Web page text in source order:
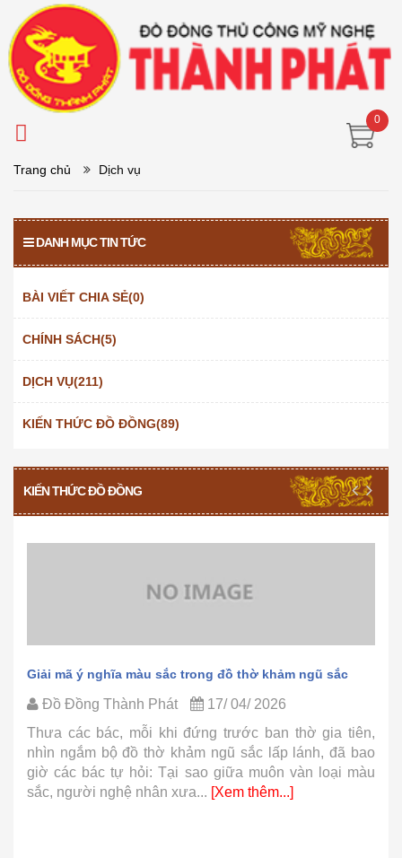
0
Trang chủ Dịch vụ
DANH MỤC TIN TỨC
BÀI VIẾT CHIA SẺ(0)
CHÍNH SÁCH(5)
DỊCH VỤ(211)
KIẾN THỨC ĐỒ ĐỒNG(89)
KIẾN THỨC ĐỒ ĐỒNG
Giải mã ý nghĩa màu sắc trong đồ thờ khảm ngũ sắc
Đồ Đồng Thành Phát
17/ 04/ 2026
Thưa các bác, mỗi khi đứng trước ban thờ gia tiên,
nhìn ngắm bộ đồ thờ khảm ngũ sắc lấp lánh, đã bao
giờ các bác tự hỏi: Tại sao giữa muôn vàn loại màu
sắc, người nghệ nhân xưa... [Xem thêm...]